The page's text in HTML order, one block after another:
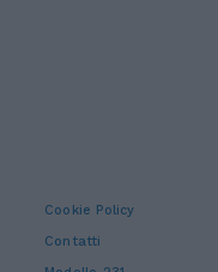
Cookie Policy
Contatti